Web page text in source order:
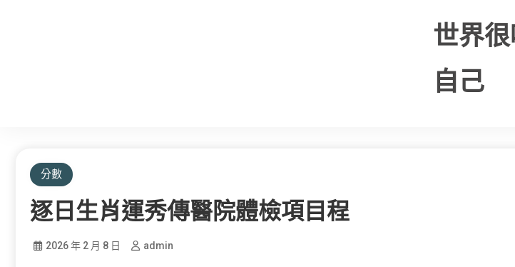
世界
自己
分數
逐日生肖運秀傳醫院體檢項目程
2026 年 2 月 8 日 admin